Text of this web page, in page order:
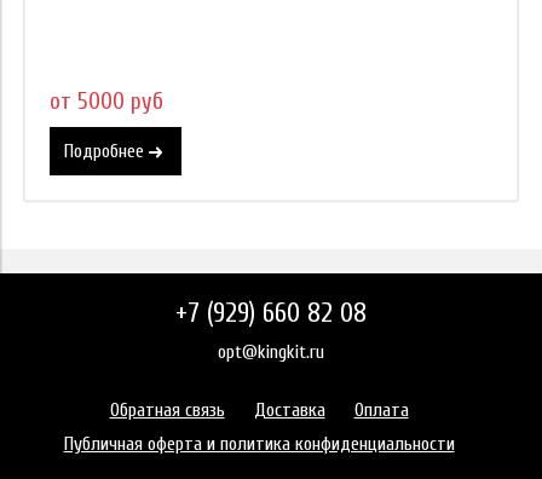
от 5000 руб
Подробнее
+7 (929) 660 82 08
opt@kingkit.ru
Обратная связь Доставка
Оплата
Публичная оферта и политика конфиденциальности